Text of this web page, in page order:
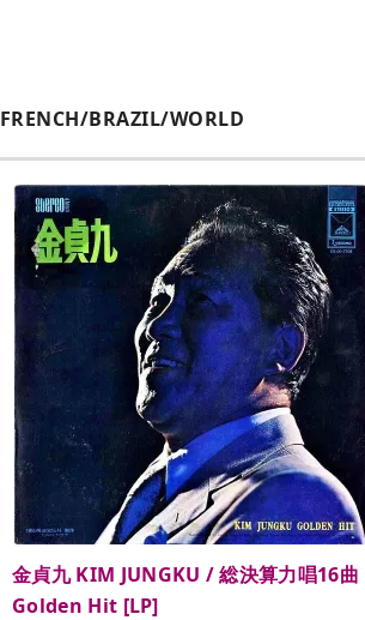
FRENCH/BRAZIL/WORLD
金貞九 KIM JUNGKU / 総決算力唱16曲
Golden Hit [LP]